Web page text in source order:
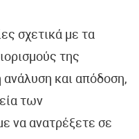
σχετικά με τα
της
και απόδοση,
των
να ανατρέξετε σε